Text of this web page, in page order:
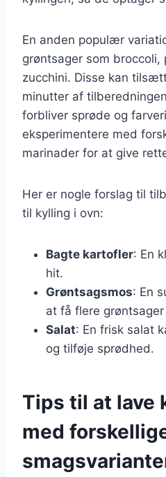
En anden populær
grøntsager som
zucchini. Disse kan
minutter af
forbliver sprøde og
eksperimentere med
marinader for at give
Her er nogle forslag til
til kylling i ovn:
Bagte kartofler: En
hit.
Grøntsagsmos: En
at få flere grøntsager
Salat: En frisk salat
og tilføje sprødhed.
Tips til at lave
med